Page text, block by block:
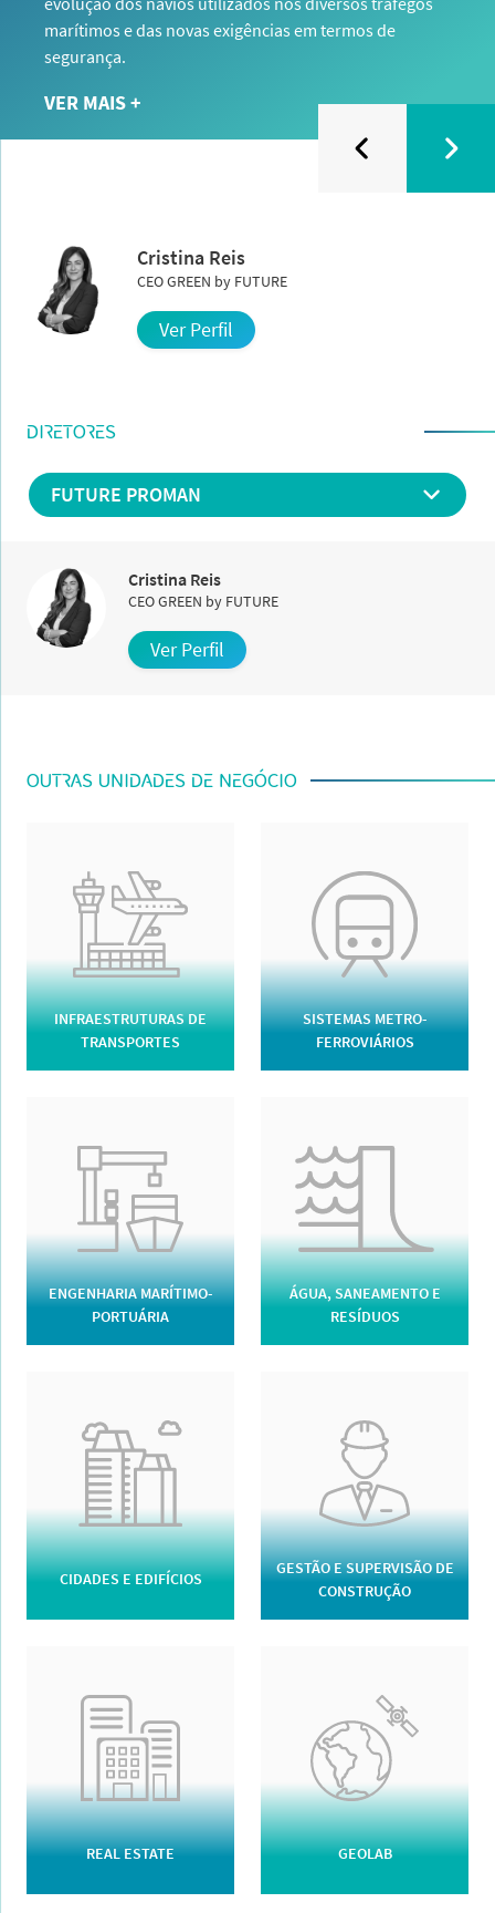
marítimos e das novas exigências em termos de
segurança.
VER MAIS +
Cristina Reis
CEO GREEN by FUTURE
Ver Perfil
DIRETORES
FUTURE PROMAN
Cristina Reis
CEO GREEN by FUTURE
Ver Perfil
OUTRAS UNIDADES DE NEGÓCIO
INFRAESTRUTURAS DE
TRANSPORTES
SISTEMAS METRO-
FERROVIÁRIOS
ENGENHARIA MARÍTIMO-
PORTUÁRIA
ÁGUA, SANEAMENTO E
RESÍDUOS
CIDADES E EDIFÍCIOS
GESTÃO E SUPERVISÃO DE
CONSTRUÇÃO
REAL ESTATE GEOLAB